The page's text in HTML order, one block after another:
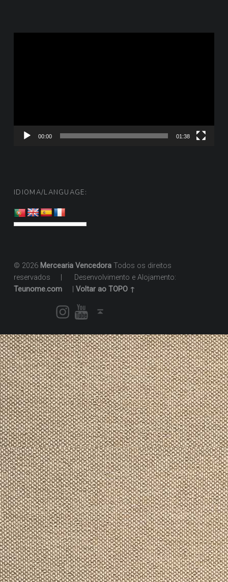
00:00 01:38
IDIOMA/LANGUAGE:
© 2026 Mercearia VencedoraTodos os direitos
reservados
Desenvolvimento e Alojamento:
Teunome.com
Voltar ao TOPO ↑
InstagramYoutube